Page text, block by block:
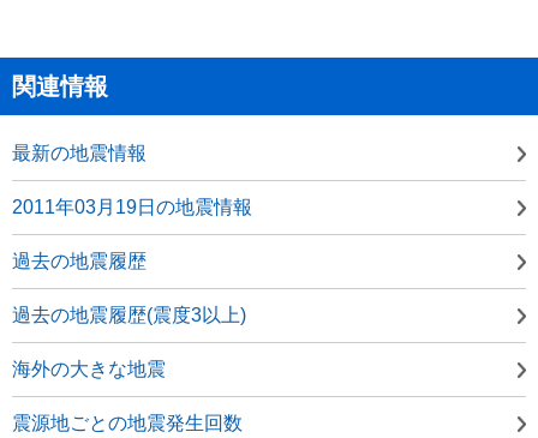
関連情報
最新の地震情報
2011年03月19日の地震情報
過去の地震履歴
過去の地震履歴(震度3以上)
海外の大きな地震
震源地ごとの地震発生回数